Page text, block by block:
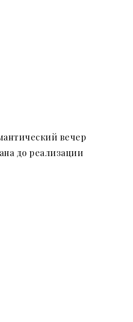
вечер
до реализации